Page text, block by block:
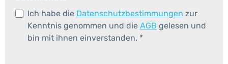
Ich habe die Datenschutzbestimmungen zur
Kenntnis genommen und die AGB gelesen und
bin mit ihnen einverstanden. *